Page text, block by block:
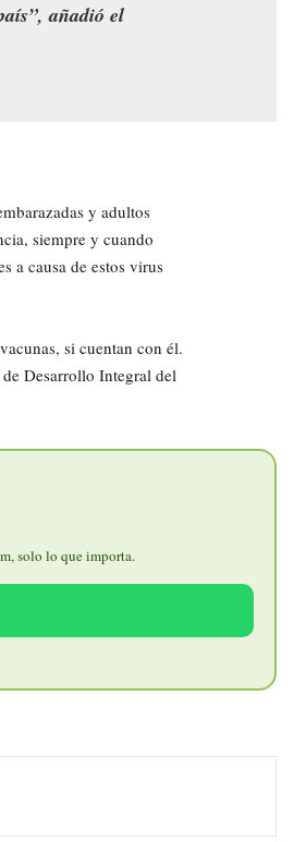
añadió el
y adultos
siempre y cuando
a causa de estos virus
si cuentan con él.
Desarrollo Integral del
solo lo que importa.